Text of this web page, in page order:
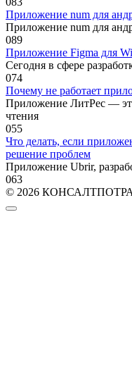
Приложение num для
Приложение num для
089
Приложение Figma для
Сегодня в сфере
074
Почему не работает
Приложение ЛитРес —
чтения
055
Что делать, если
решение проблем
Приложение Ubrir,
063
© 2026 КОНСАЛТПОТРА